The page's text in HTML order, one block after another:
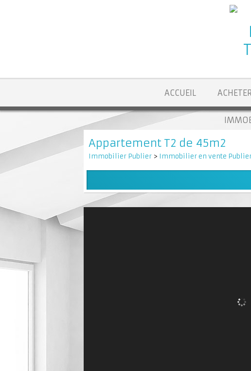
ACCUEIL ACHETER
Appartement T2 de 45m2
Immobilier Publier > Immobilier en vente